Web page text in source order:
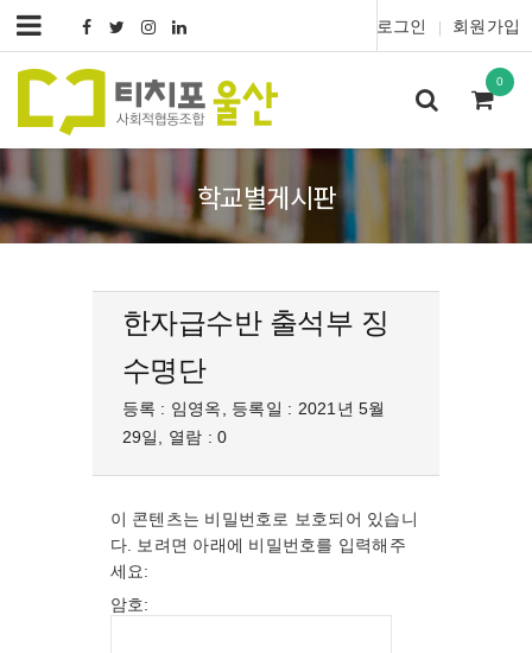
로그인 회원가입
0
학교별게시판
한자급수반 출석부 징
수명단
등록 : 임영옥, 등록일 : 2021년 5월
29일, 열람 : 0
이 콘텐츠는 비밀번호로 보호되어 있습니
다. 보려면 아래에 비밀번호를 입력해주
세요:
암호: